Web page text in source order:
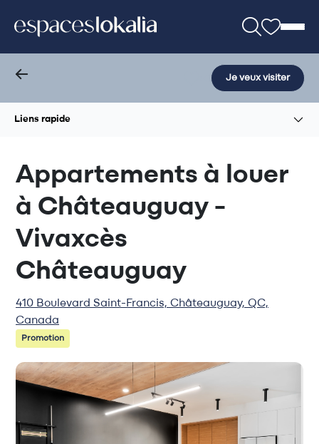
Liens rapide
Je veux visiter
Appartements à louer
à Châteauguay -
Vivaxcès
Châteauguay
410 Boulevard Saint-Francis, Châteauguay, QC,
Canada
Promotion